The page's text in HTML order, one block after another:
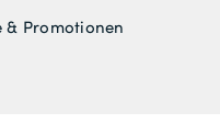
& Promotionen